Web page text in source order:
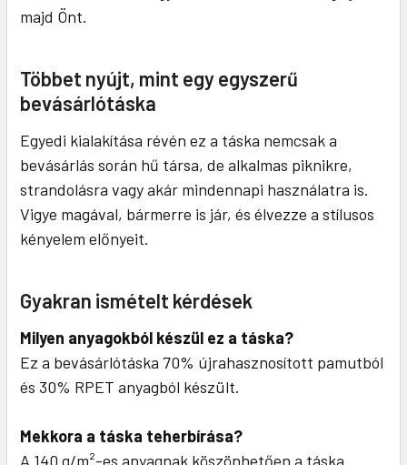
majd Önt.
Többet nyújt, mint egy egyszerű
bevásárlótáska
Egyedi kialakítása révén ez a táska nemcsak a
bevásárlás során hű társa, de alkalmas piknikre,
strandolásra vagy akár mindennapi használatra is.
Vigye magával, bármerre is jár, és élvezze a stílusos
kényelem előnyeit.
Gyakran ismételt kérdések
Milyen anyagokból készül ez a táska?
Ez a bevásárlótáska 70% újrahasznosított pamutból
és 30% RPET anyagból készült.
Mekkora a táska teherbírása?
A 140 g/m²-es anyagnak köszönhetően a táska